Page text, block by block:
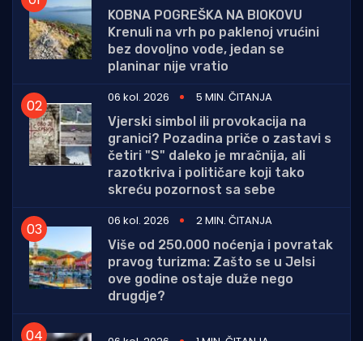
KOBNA POGREŠKA NA BIOKOVU
Krenuli na vrh po paklenoj vrućini
bez dovoljno vode, jedan se
planinar nije vratio
06 kol. 2026
5 MIN. ČITANJA
Vjerski simbol ili provokacija na
granici? Pozadina priče o zastavi s
četiri "S" daleko je mračnija, ali
razotkriva i političare koji tako
skreću pozornost sa sebe
06 kol. 2026
2 MIN. ČITANJA
Više od 250.000 noćenja i povratak
pravog turizma: Zašto se u Jelsi
ove godine ostaje duže nego
drugdje?